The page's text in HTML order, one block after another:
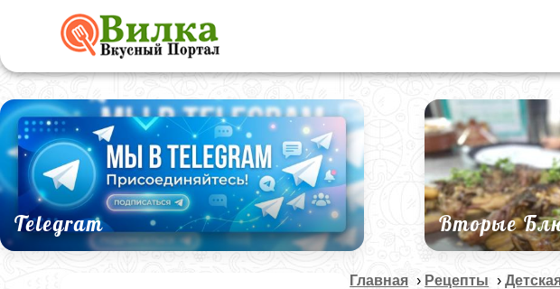
Telegram Вторые
Главная › Рецепты ›